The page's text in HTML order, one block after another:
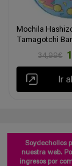
Mochila
Tamagotchi
34,99€
Ir
Soydechollos
nuestra web.
ingresos por